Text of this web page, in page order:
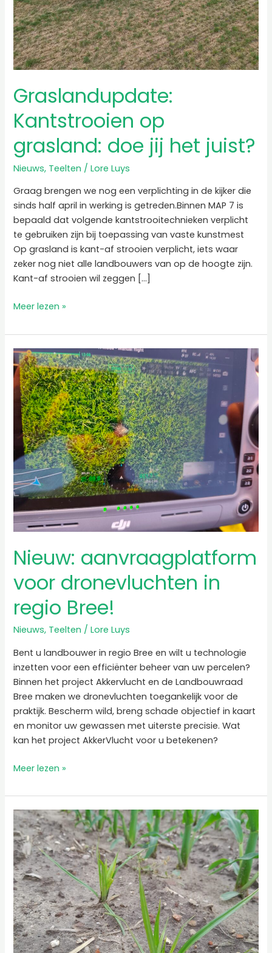
Graslandupdate:
Kantstrooien op
grasland: doe jij het juist?
Nieuws, Teelten /Lore Luys
Graag brengen we nog een verplichting in de kijker die
sinds half april in werking is getreden.Binnen MAP 7 is
bepaald dat volgende kantstrooitechnieken verplicht
te gebruiken zijn bij toepassing van vaste kunstmest
Op grasland is kant-af strooien verplicht, iets waar
zeker nog niet alle landbouwers van op de hoogte zijn.
Kant-af strooien wil zeggen […]
Meer lezen »
Nieuw: aanvraagplatform
voor dronevluchten in
regio Bree!
Nieuws, Teelten /Lore Luys
Bent u landbouwer in regio Bree en wilt u technologie
inzetten voor een efficiënter beheer van uw percelen?
Binnen het project Akkervlucht en de Landbouwraad
Bree maken we dronevluchten toegankelijk voor de
praktijk. Bescherm wild, breng schade objectief in kaart
en monitor uw gewassen met uiterste precisie. Wat
kan het project AkkerVlucht voor u betekenen?
Nieuw:
aanvraagplatform
voor
dronevluchten
regio
Bree!
Meer lezen »
Samenvatting
chemische
proeven
knolcyperus
2025